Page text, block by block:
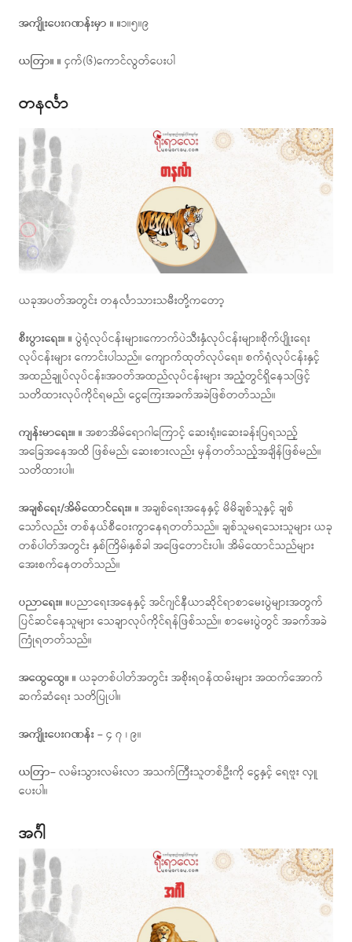
အကျိုးပေးဂဏန်းမှာ ။ ။၁။၅။၉
ယတြာ။ ။ ငှက်(၆)ကောင်လွတ်ပေးပါ
တနင်္လာ
ယခုအပတ်အတွင်း တနင်္လာသားသမီးတို့ကတော့
စီးပွားရေး။ ။ ပွဲရုံလုပ်ငန်းများ၊ကောက်ပဲသီးနှံလုပ်ငန်းများ၊စိုက်ပျိုးရေး
လုပ်ငန်းများ ကောင်းပါသည်။ ကျောက်ထုတ်လုပ်ရေး၊ စက်ရုံလုပ်ငန်းနှင့်
အထည်ချုပ်လုပ်ငန်း၊အဝတ်အထည်လုပ်ငန်းများ အညံ့တွင်ရှိနေသဖြင့်
သတိထားလုပ်ကိုင်ရမည်၊ ငွေကြေးအခက်အခဲဖြစ်တတ်သည်။
ကျန်းမာရေး။ ။ အစာအိမ်ရောဂါကြောင့် ဆေးရုံး၊ဆေးခန်းပြရသည့်
အခြေအနေအထိ ဖြစ်မည်၊ ဆေးစားလည်း မှန်တတ်သည့်အချိန်ဖြစ်မည်။
သတိထားပါ။
အချစ်ရေး/အိမ်ထောင်ရေး။ ။ အချစ်ရေးအနေနှင့် မိမိချစ်သူနှင့် ချစ်
သော်လည်း တစ်နယ်စီဝေးကွာနေရတတ်သည်။ ချစ်သူမရသေးသူများ ယခု
တစ်ပါတ်အတွင်း နှစ်ကြိမ်၊နှစ်ခါ အဖြေတောင်းပါ။ အိမ်ထောင်သည်များ
အေးစက်နေတတ်သည်။
ပညာရေး။ ။ပညာရေးအနေနှင့် အင်ဂျင်နီယာဆိုင်ရာစာမေးပွဲများအတွက်
ပြင်ဆင်နေသူများ သေချာလုပ်ကိုင်ရန်ဖြစ်သည်။ စာမေးပွဲတွင် အခက်အခဲ
ကြုံရတတ်သည်။
အထွေထွေ။ ။ ယခုတစ်ပါတ်အတွင်း အစိုးရဝန်ထမ်းများ အထက်အောက်
ဆက်ဆံရေး သတိပြုပါ။
အကျိုးပေးဂဏန်း –၄ ၇ ၊ ၉။
ယတြာ–လမ်းသွားလမ်းလာ အသက်ကြီးသူတစ်ဦးကို ငွေနှင့် ရေဗူး လှူ
ပေးပါ။
အင်္ဂါ